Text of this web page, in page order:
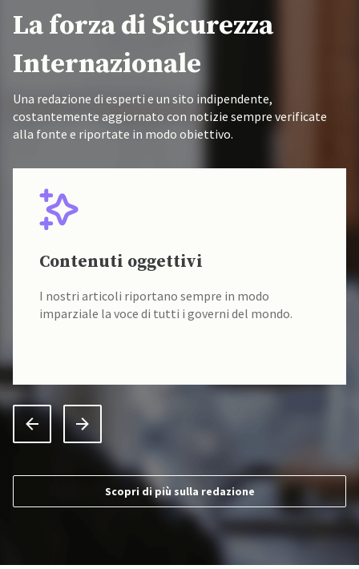
La forza di Sicurezza
Internazionale
Una redazione di esperti e un sito indipendente,
costantemente aggiornato con notizie sempre verificate
alla fonte e riportate in modo obiettivo.
Contenuti oggettivi
I nostri articoli riportano sempre in modo
imparziale la voce di tutti i governi del mondo.
Scopri di più sulla redazione